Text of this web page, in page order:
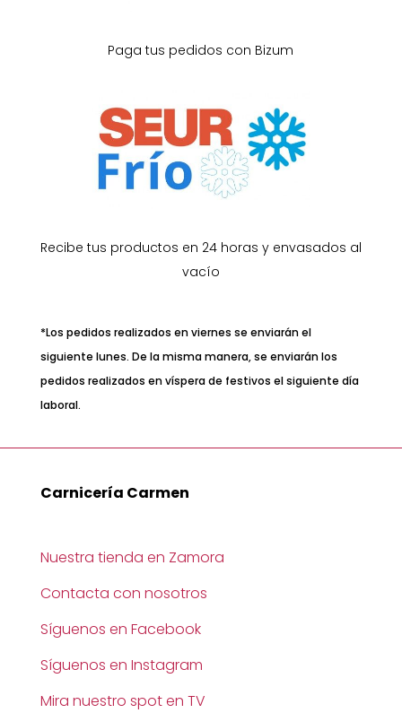
Paga tus pedidos con Bizum
Recibe tus productos en 24 horas y envasados al
vacío
*Los pedidos realizados en viernes se enviarán el
siguiente lunes. De la misma manera, se enviarán los
pedidos realizados en víspera de festivos el siguiente día
laboral.
Carnicería Carmen
Nuestra tienda en Zamora
Contacta con nosotros
Síguenos en Facebook
Síguenos en Instagram
Mira nuestro spot en TV